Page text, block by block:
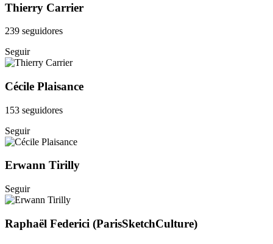
Thierry Carrier
239 seguidores
Seguir
Cécile Plaisance
153 seguidores
Seguir
Erwann Tirilly
Seguir
Raphaël Federici (ParisSketchCulture)